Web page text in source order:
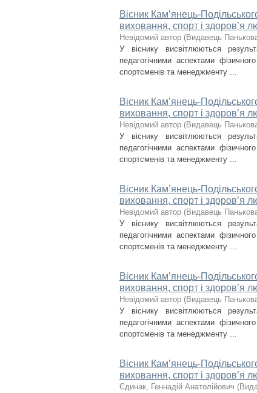
Вісник Кам’янець-
виховання, спорт і здоров’я
Невідомий автор (Видавець
У віснику висвітлюються
педагогічними аспектами
спортсменів та менеджменту ...
Вісник Кам’янець-
виховання, спорт і здоров’я
Невідомий автор (Видавець
У віснику висвітлюються
педагогічними аспектами
спортсменів та менеджменту ...
Вісник Кам’янець-
виховання, спорт і здоров’я
Невідомий автор (Видавець
У віснику висвітлюються
педагогічними аспектами
спортсменів та менеджменту ...
Вісник Кам’янець-
виховання, спорт і здоров’я
Невідомий автор (Видавець
У віснику висвітлюються
педагогічними аспектами
спортсменів та менеджменту ...
Вісник Кам’янець-
виховання, спорт і здоров’я
Єдинак, Геннадій Анатолійович (